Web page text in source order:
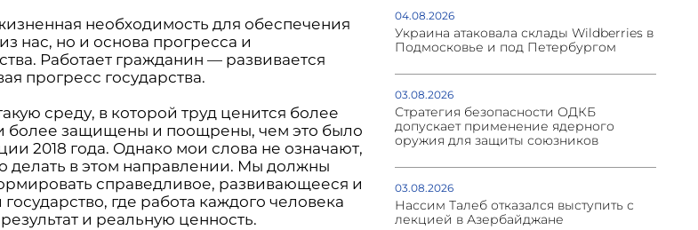
необходимость для обеспечения
нас, но и основа прогресса и
Работает гражданин — развивается
прогресс государства.
среду, в которой труд ценится более
более защищены и поощрены, чем это было
2018 года. Однако мои слова не означают,
делать в этом направлении. Мы должны
справедливое, развивающееся и
где работа каждого человека
и реальную ценность.
04.08.2026
Украина атаковала склады Wildberries в
Подмосковье и под Петербургом
03.08.2026
Стратегия безопасности ОДКБ
допускает применение ядерного
оружия для защиты союзников
03.08.2026
Нассим Талеб отказался выступить с
лекцией в Азербайджане